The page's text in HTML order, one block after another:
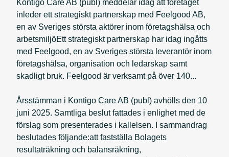
Kontigo Care AB (publ) meddelar idag att företaget
inleder ett strategiskt partnerskap med Feelgood AB,
en av Sveriges största aktörer inom företagshälsa och
arbetsmiljöEtt strategiskt partnerskap har idag ingåtts
med Feelgood, en av Sveriges största leverantör inom
företagshälsa, organisation och ledarskap samt
skadligt bruk. Feelgood är verksamt på över 140...
Årsstämman i Kontigo Care AB (publ) avhölls den 10
juni 2025. Samtliga beslut fattades i enlighet med de
förslag som presenterades i kallelsen. I sammandrag
beslutades följande:att fastställa Bolagets
resultaträkning och balansräkning,